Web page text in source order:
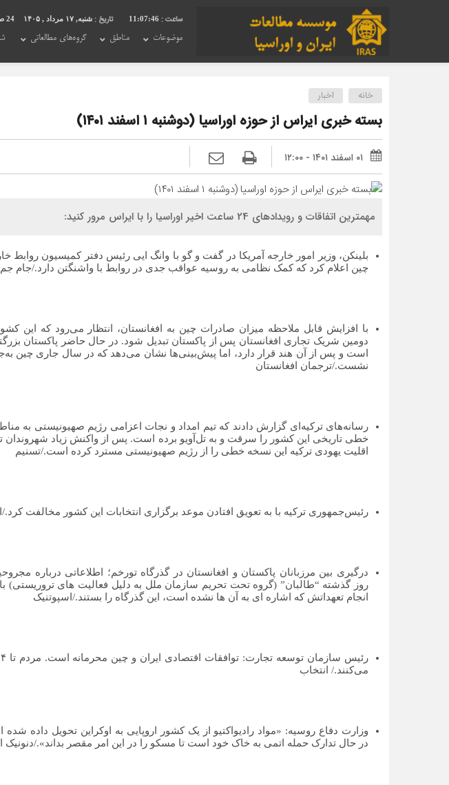
11:07:46 تاریخ : شنبه, ۱۷ مرداد , ۱۴۰۵ 24 صفر 1448
موضوعات مناطق گروه‌های مطالعاتی
خانه اخبار
بسته خبری ایراس از حوزه اوراسیا (دوشنبه ۱ اسفند ۱۴۰۱)
۰۱ اسفند ۱۴۰۱ - ۱۲:۰۰
مهمترین اتفاقات و رویدادهای 24 ساعت اخیر اوراسیا را با ایراس مرور کنید:
بلینکن، وزیر امور خارجه آمریکا در گفت و گو با وانگ ایی رئیس دفتر کمیسیون
چین اعلام کرد که کمک نظامی به روسیه عواقب جدی در روابط با واشنگتن دارد./جام جم
دومین شریک تجاری افغانستان پس از پاکستان تبدیل شود. در حال حاضر پاکستان
است و پس از آن هند قرار دارد، اما پیش‌بینی‌ها نشان می‌دهد که در سال جاری چین
نشست./ترجمان افغانستان
رسانه‌های ترکیه‌ای گزارش دادند که تیم امداد و نجات اعزامی رژیم صهیونیستی به
خطی تاریخی این کشور را سرقت و به تل‌آویو برده است. پس از واکنش زیاد شهروندان
اقلیت یهودی ترکیه این نسخه خطی را از رژیم صهیونیستی مسترد کرده است./تسنیم
رئیس‌جمهوری ترکیه با به تعویق افتادن موعد برگزاری انتخابات این کشور مخالفت کرد./
درگیری بین مرزبانان پاکستان و افغانستان در گذرگاه تورخم؛ اطلاعاتی درباره
روز گذشته “طالبان” (گروه تحت تحریم سازمان ملل به دلیل فعالیت های تروریستی)
انجام تعهداتش که اشاره ای به آن ها نشده است، این گذرگاه را بستند./اسپوتنیک
می‌کنند./ انتخاب
وزارت دفاع روسیه: «مواد رادیواکتیو از یک کشور اروپایی به اوکراین تحویل داده
در حال تدارک حمله اتمی به خاک خود است تا مسکو را در این امر مقصر بداند»./دنونیک